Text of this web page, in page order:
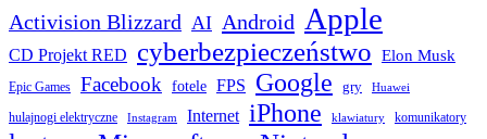
Activision Blizzard AI Android Apple
CD Projekt RED cyberbezpieczeństwo Elon Musk
Epic Games Facebook fotele FPS Google gry Huawei
hulajnogi elektryczne Instagram Internet iPhone klawiatury komunikatory